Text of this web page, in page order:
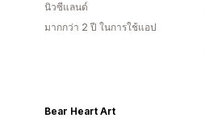
นิวซีแลนด์
มากกว่า 2 ปี ในการใช้แอป
Bear Heart Art